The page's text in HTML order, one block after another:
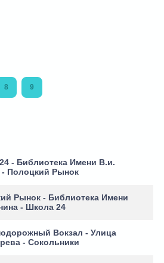
8 9
- Библиотека Имени В.и.
- Полоцкий Рынок
Рынок - Библиотека Имени
- Школа 24
Вокзал - Улица
- Сокольники